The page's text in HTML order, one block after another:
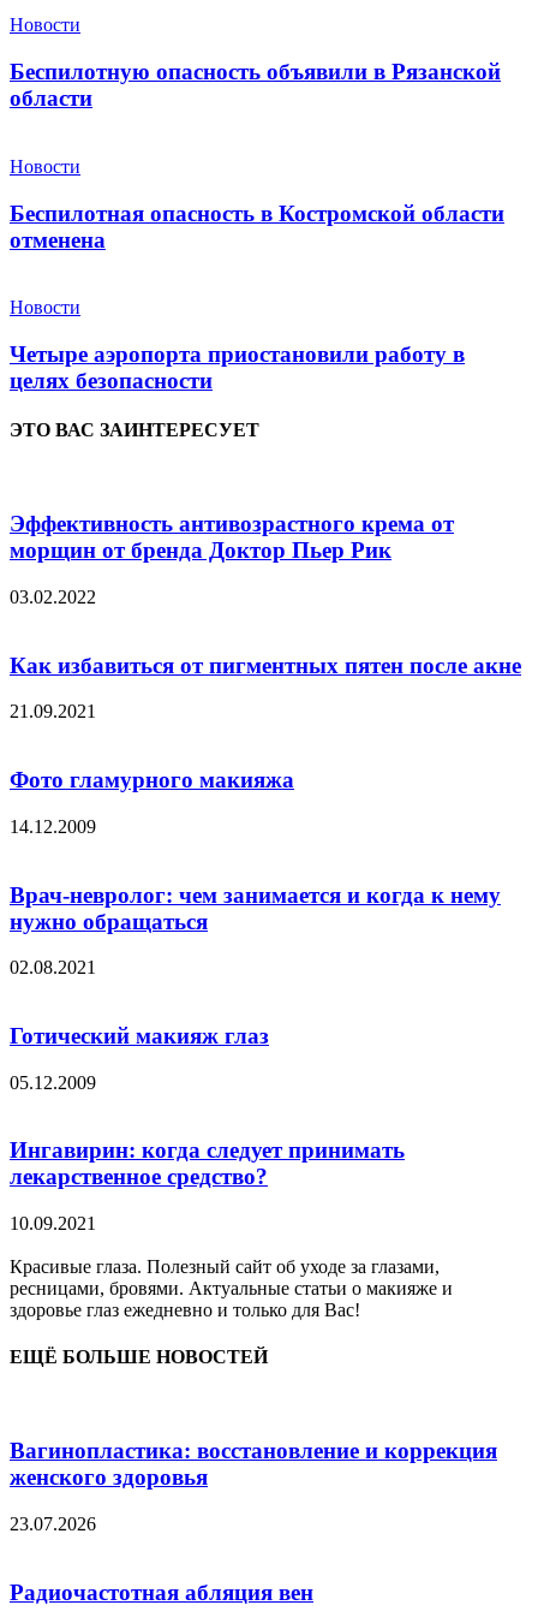
Новости
Беспилотную опасность объявили в Рязанской
области
Новости
Беспилотная опасность в Костромской области
отменена
Новости
Четыре аэропорта приостановили работу в
целях безопасности
ЭТО ВАС ЗАИНТЕРЕСУЕТ
Эффективность антивозрастного крема от
морщин от бренда Доктор Пьер Рик
03.02.2022
Как избавиться от пигментных пятен после акне
21.09.2021
Фото гламурного макияжа
14.12.2009
Врач-невролог: чем занимается и когда к нему
нужно обращаться
02.08.2021
Готический макияж глаз
05.12.2009
Ингавирин: когда следует принимать
лекарственное средство?
10.09.2021
Красивые глаза. Полезный сайт об уходе за глазами,
ресницами, бровями. Актуальные статьи о макияже и
здоровье глаз ежедневно и только для Вас!
ЕЩЁ БОЛЬШЕ НОВОСТЕЙ
Вагинопластика: восстановление и коррекция
женского здоровья
23.07.2026
Радиочастотная абляция вен